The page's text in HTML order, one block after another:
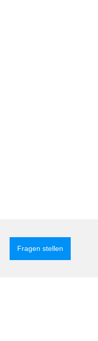
Fragen stellen